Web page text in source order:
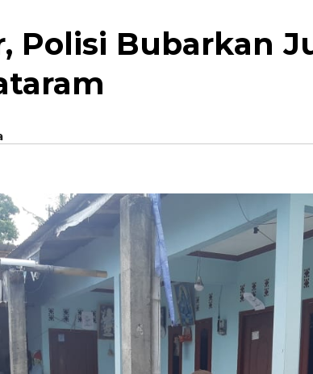
Polisi Bubarkan